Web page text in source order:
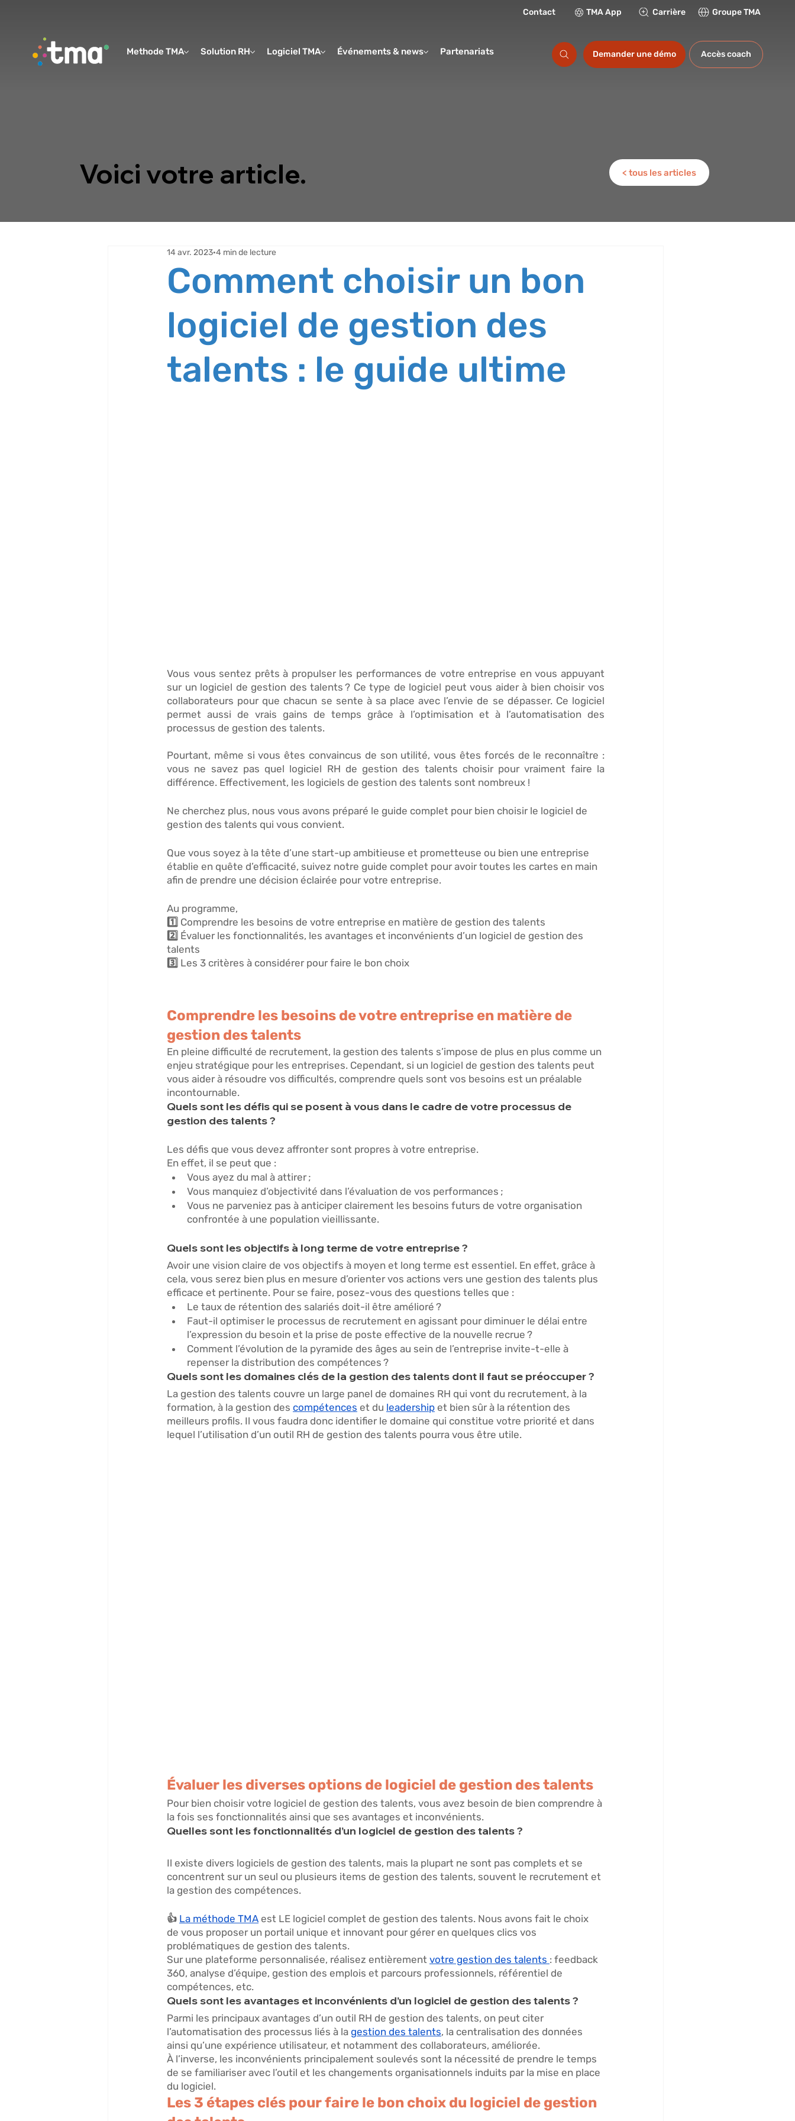
Methode TMA Solution RH Logiciel TMA Événements & news Partenariats Formations
Contact TMA App Carrière Groupe TMA
Demander une démo Accès coach
Voici votre article. < tous les articles
Comment choisir un bon
logiciel de gestion des
talents : le guide ultime
14 avr. 2023 4 min de lecture
Vous vous sentez prêts à propulser les performances de votre entreprise en vous appuyant
sur un logiciel de gestion des talents ? Ce type de logiciel peut vous aider à bien choisir vos
collaborateurs pour que chacun se sente à sa place avec l’envie de se dépasser. Ce logiciel
permet aussi de vrais gains de temps grâce à l’optimisation et à l’automatisation des
processus de gestion des talents.
Pourtant, même si vous êtes convaincus de son utilité, vous êtes forcés de le reconnaître :
vous ne savez pas quel logiciel RH de gestion des talents choisir pour vraiment faire la
différence. Effectivement, les logiciels de gestion des talents sont nombreux !
Ne cherchez plus, nous vous avons préparé le guide complet pour bien choisir le logiciel de
gestion des talents qui vous convient.
Que vous soyez à la tête d’une start-up ambitieuse et prometteuse ou bien une entreprise
établie en quête d’efficacité, suivez notre guide complet pour avoir toutes les cartes en main
afin de prendre une décision éclairée pour votre entreprise.
Au programme,
1️⃣ Comprendre les besoins de votre entreprise en matière de gestion des talents
2️⃣ Évaluer les fonctionnalités, les avantages et inconvénients d’un logiciel de gestion des
talents
3️⃣ Les 3 critères à considérer pour faire le bon choix
Comprendre les besoins de votre entreprise en matière de
gestion des talents
En pleine difficulté de recrutement, la gestion des talents s’impose de plus en plus comme un
enjeu stratégique pour les entreprises. Cependant, si un logiciel de gestion des talents peut
vous aider à résoudre vos difficultés, comprendre quels sont vos besoins est un préalable
incontournable.
Quels sont les défis qui se posent à vous dans le cadre de votre processus de
gestion des talents ?
Les défis que vous devez affronter sont propres à votre entreprise.
En effet, il se peut que :
Vous ayez du mal à attirer ;
Vous manquiez d’objectivité dans l’évaluation de vos performances ;
Vous ne parveniez pas à anticiper clairement les besoins futurs de votre organisation
confrontée à une population vieillissante.
Quels sont les objectifs à long terme de votre entreprise ?
Avoir une vision claire de vos objectifs à moyen et long terme est essentiel. En effet, grâce à
cela, vous serez bien plus en mesure d’orienter vos actions vers une gestion des talents plus
efficace et pertinente. Pour se faire, posez-vous des questions telles que :
Le taux de rétention des salariés doit-il être amélioré ?
Faut-il optimiser le processus de recrutement en agissant pour diminuer le délai entre
l’expression du besoin et la prise de poste effective de la nouvelle recrue ?
Comment l’évolution de la pyramide des âges au sein de l’entreprise invite-t-elle à
repenser la distribution des compétences ?
Quels sont les domaines clés de la gestion des talents dont il faut se préoccuper ?
La gestion des talents couvre un large panel de domaines RH qui vont du recrutement, à la
formation, à la gestion des compétences et du leadership et bien sûr à la rétention des
meilleurs profils. Il vous faudra donc identifier le domaine qui constitue votre priorité et dans
lequel l’utilisation d’un outil RH de gestion des talents pourra vous être utile.
Évaluer les diverses options de logiciel de gestion des talents
Pour bien choisir votre logiciel de gestion des talents, vous avez besoin de bien comprendre à
la fois ses fonctionnalités ainsi que ses avantages et inconvénients.
Quelles sont les fonctionnalités d’un logiciel de gestion des talents ?
Il existe divers logiciels de gestion des talents, mais la plupart ne sont pas complets et se
concentrent sur un seul ou plusieurs items de gestion des talents, souvent le recrutement et
la gestion des compétences.
👍 La méthode TMA est LE logiciel complet de gestion des talents. Nous avons fait le choix
de vous proposer un portail unique et innovant pour gérer en quelques clics vos
problématiques de gestion des talents.
Sur une plateforme personnalisée, réalisez entièrement votre gestion des talents : feedback
360, analyse d’équipe, gestion des emplois et parcours professionnels, référentiel de
compétences, etc.
Quels sont les avantages et inconvénients d’un logiciel de gestion des talents ?
Parmi les principaux avantages d’un outil RH de gestion des talents, on peut citer
l’automatisation des processus liés à la gestion des talents, la centralisation des données
ainsi qu’une expérience utilisateur, et notamment des collaborateurs, améliorée.
À l’inverse, les inconvénients principalement soulevés sont la nécessité de prendre le temps
de se familiariser avec l’outil et les changements organisationnels induits par la mise en place
du logiciel.
Les 3 étapes clés pour faire le bon choix du logiciel de gestion